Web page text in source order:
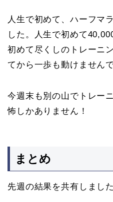
人生で初めて、ハーフマ
した。人生で初めて
初めて尽くしのトレーニ
てから一歩も動けませんで
今週末も別の山でトレー
怖しかありません！
まとめ
先週の結果を共有しました